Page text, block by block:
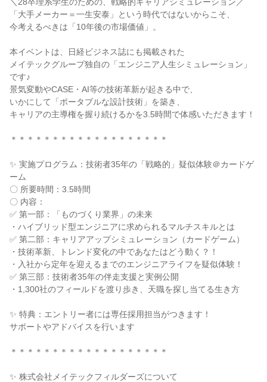
「大手メーカー＝一生安泰」という時代ではないからこそ、
今考えるべきは「10年後の市場価値」。
本イベントは、日経ビジネス誌にも掲載された
メイテックグループ独自の「エンジニア人生シミュレーション」
です♪
景気変動やCASE・AI等の技術革新が起きる中で、
いかにして「ポータブルな設計技術」を築き、
キャリアの主導権を握り続けるかを3.5時間で体感いただきます！
＊＊＊＊＊＊＊＊＊＊＊＊＊＊＊＊＊＊＊
✨ 実施プログラム：技術者35年の「戦略的」疑似体験＠カードゲ
ーム
〇 所要時間：3.5時間
〇 内容：
✅ 第一部：「ものづくり業界」の未来
・ハイブリッド型エンジニアに求められるマルチスキルとは
✅ 第二部：キャリアアップシミュレーション（カードゲーム）
・技術革新、トレンド変化の中であなたはどう動く？！
・入社から定年を迎えるまでのエンジニアライフを疑似体験！
✅ 第三部：技術者35年の伴走支援と実例公開
・1,300社のフィールドを渡り歩き、天職を探し当てる生き方
✨ 特典：エントリー者には専任採用担当がつきます！
サポートやアドバイスを行います
＊＊＊＊＊＊＊＊＊＊＊＊＊＊＊＊＊＊＊
✨ 株式会社メイテックフィルダーズについて